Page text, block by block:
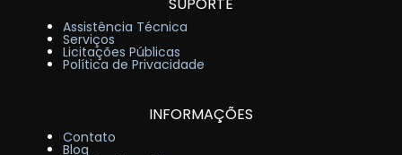
SUPORTE
Assistência Técnica
Serviços
Licitações Públicas
Política de Privacidade
INFORMAÇÕES
Contato
Blog